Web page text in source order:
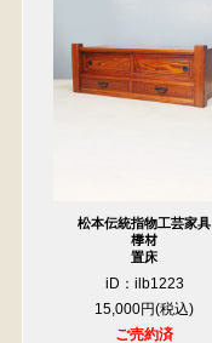
松本伝統指物工芸家具
﨔材
置床
iD：ilb1223
15,000円
ご売約済